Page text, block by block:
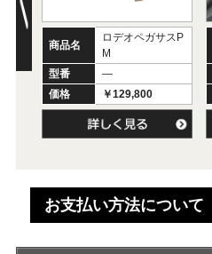
商品名
ロデオペガサスP
M
型番
―
価格
￥129,800
お支払い方法について